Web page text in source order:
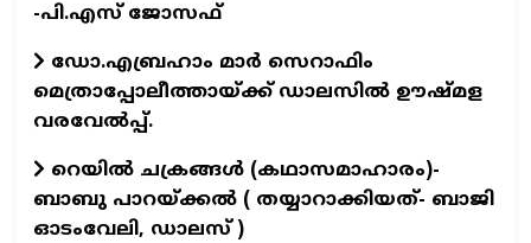
-പി.എസ് ജോസഫ്‌
ഡോ.എബ്രഹാം മാര്‍ സെറാഫിം
മെത്രാപ്പോലീത്തായ്ക്ക് ഡാലസില്‍ ഊഷ്മള
വരവേല്‍പ്പ്.
റെയില്‍ ചക്രങ്ങള്‍ (കഥാസമാഹാരം)-
ബാബു പാറയ്ക്കല്‍ ( തയ്യാറാക്കിയത്- ബാജി
ഓടംവേലി, ഡാലസ് )